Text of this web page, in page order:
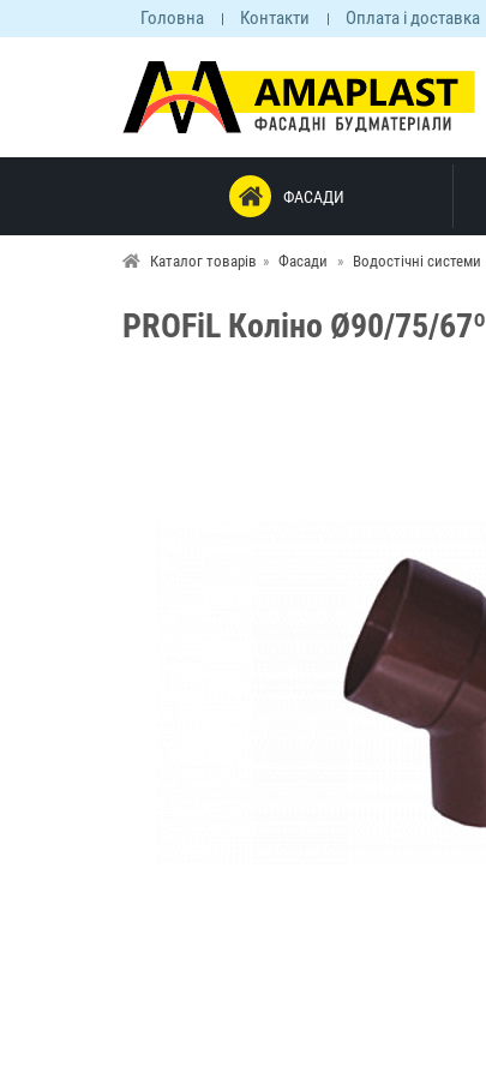
Головна Контакти Оплата і доставка
ФАСАДИ
Каталог товарів Фасади Водостічні системи
PROFiL Коліно Ø90/75/67º